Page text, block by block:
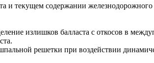
и текущем содержании
излишков балласта с откосов в
решетки при воздействии